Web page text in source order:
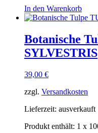
In den Warenkorb
Botanische
SYLVESTRIS
39,00 €
zzgl. Versandkosten
Lieferzeit: ausverkauft
Produkt enthält: 1 x